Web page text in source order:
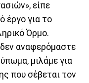
είπε
έργο για το
Όρμο.
αναφερόμαστε
μιλάμε για
που σέβεται τον